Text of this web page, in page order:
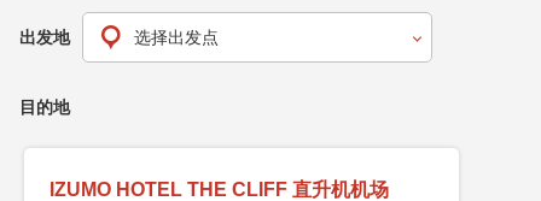
出发地
目的地
IZUMO HOTEL THE CLIFF 直升机机场